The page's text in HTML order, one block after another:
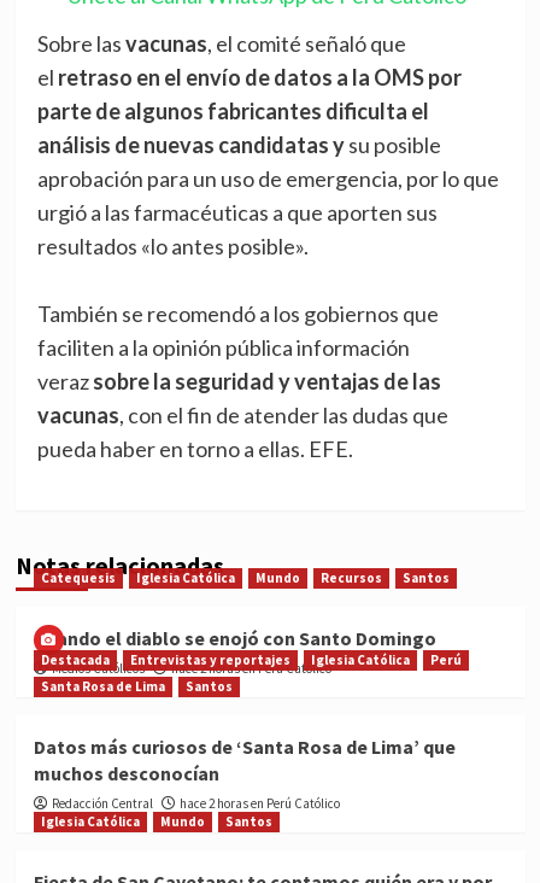
Sobre lasvacunas, el comité señaló que
el retraso en el envío de datos a la OMS por
parte de algunos fabricantes dificulta el
análisis de nuevas candidatas ysu posible
aprobación para un uso de emergencia, por lo que
urgió a las farmacéuticas a que aporten sus
resultados «lo antes posible».
También se recomendó a los gobiernos que
faciliten a la opinión pública información
verazsobre la seguridad y ventajas de las
vacunas, con el fin de atender las dudas que
pueda haber en torno a ellas. EFE.
Notas relacionadas
Catequesis Iglesia Católica Mundo Recursos Santos
Cuando el diablo se enojó con Santo Domingo
Medios Católicos hace 2 horas en Perú Católico
Destacada Entrevistas y reportajes Iglesia Católica
Perú
Santa Rosa de Lima
Santos
Datos más curiosos de ‘Santa Rosa de Lima’ que
muchos desconocían
Redacción Central
hace 2 horas en Perú Católico
Iglesia Católica
Mundo Santos